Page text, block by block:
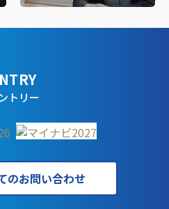
トリー
のお問い合わせ